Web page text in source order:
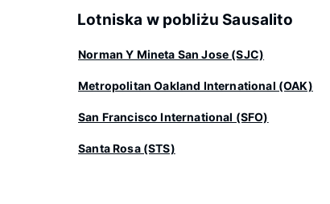
Lotniska w pobliżu Sausalito
Norman Y Mineta San Jose (SJC)
Metropolitan Oakland International (OAK)
San Francisco International (SFO)
Santa Rosa (STS)